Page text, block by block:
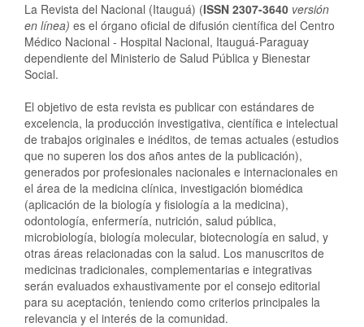
La Revista del Nacional (Itauguá) (ISSN 2307-3640 versión
en línea) es el órgano oficial de difusión científica del Centro
Médico Nacional - Hospital Nacional, Itauguá-Paraguay
dependiente del Ministerio de Salud Pública y Bienestar
Social.
El objetivo de esta revista es publicar con estándares de
excelencia, la producción investigativa, científica e intelectual
de trabajos originales e inéditos, de temas actuales (estudios
que no superen los dos años antes de la publicación),
generados por profesionales nacionales e internacionales en
el área de la medicina clínica, investigación biomédica
(aplicación de la biología y fisiología a la medicina),
odontología, enfermería, nutrición, salud pública,
microbiología, biología molecular, biotecnología en salud, y
otras áreas relacionadas con la salud. Los manuscritos de
medicinas tradicionales, complementarias e integrativas
serán evaluados exhaustivamente por el consejo editorial
para su aceptación, teniendo como criterios principales la
relevancia y el interés de la comunidad.